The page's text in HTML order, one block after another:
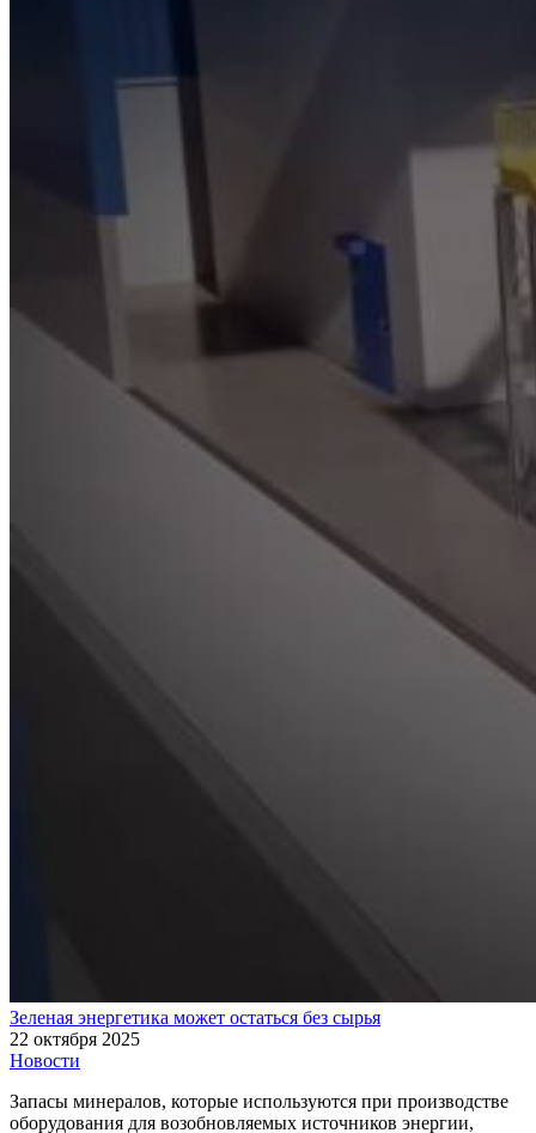
Зеленая энергетика может остаться без сырья
22 октября 2025
Новости
Запасы минералов, которые используются при производстве
оборудования для возобновляемых источников энергии,